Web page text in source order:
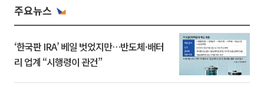
주요뉴스
‘한국판 IRA’ 베일 벗었지만…반도체·배터
리 업계 “시행령이 관건”